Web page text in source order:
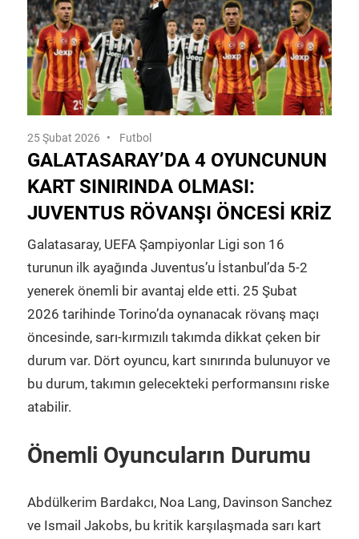
25 Şubat 2026 Futbol
GALATASARAY’DA 4 OYUNCUNUN
KART SINIRINDA OLMASI:
JUVENTUS RÖVANŞI ÖNCESI KRIZ
Galatasaray, UEFA Şampiyonlar Ligi son 16
turunun ilk ayağında Juventus’u İstanbul’da 5-2
yenerek önemli bir avantaj elde etti. 25 Şubat
2026 tarihinde Torino’da oynanacak rövanş maçı
öncesinde, sarı-kırmızılı takımda dikkat çeken bir
durum var. Dört oyuncu, kart sınırında bulunuyor ve
bu durum, takımın gelecekteki performansını riske
atabilir.
Önemli Oyuncuların Durumu
Abdülkerim Bardakcı, Noa Lang, Davinson Sanchez
ve Ismail Jakobs, bu kritik karşılaşmada sarı kart